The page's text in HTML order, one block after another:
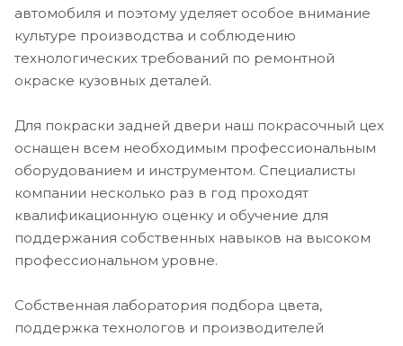
автомобиля и поэтому уделяет особое внимание
культуре производства и соблюдению
технологических требований по ремонтной
окраске кузовных деталей.
Для покраски задней двери наш покрасочный цех
оснащен всем необходимым профессиональным
оборудованием и инструментом. Специалисты
компании несколько раз в год проходят
квалификационную оценку и обучение для
поддержания собственных навыков на высоком
профессиональном уровне.
Собственная лаборатория подбора цвета,
поддержка технологов и производителей